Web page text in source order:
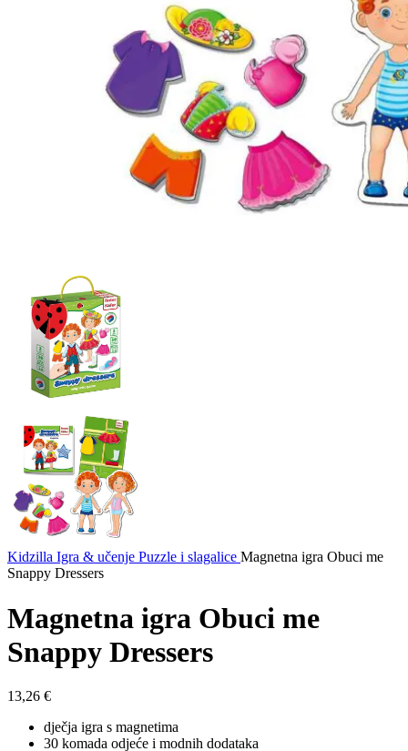
Kidzilla Igra & učenje Puzzle i slagalice Magnetna igra Obuci me
Snappy Dressers
Magnetna igra Obuci me
Snappy Dressers
13,26 €
dječja igra s magnetima
30 komada odjeće i modnih dodataka